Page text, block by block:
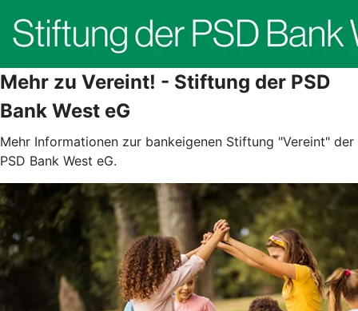
Mehr zu Vereint! - Stiftung der PSD
Bank West eG
Mehr Informationen zur bankeigenen Stiftung "Vereint" der
PSD Bank West eG.